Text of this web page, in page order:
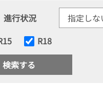
進行状況
R18